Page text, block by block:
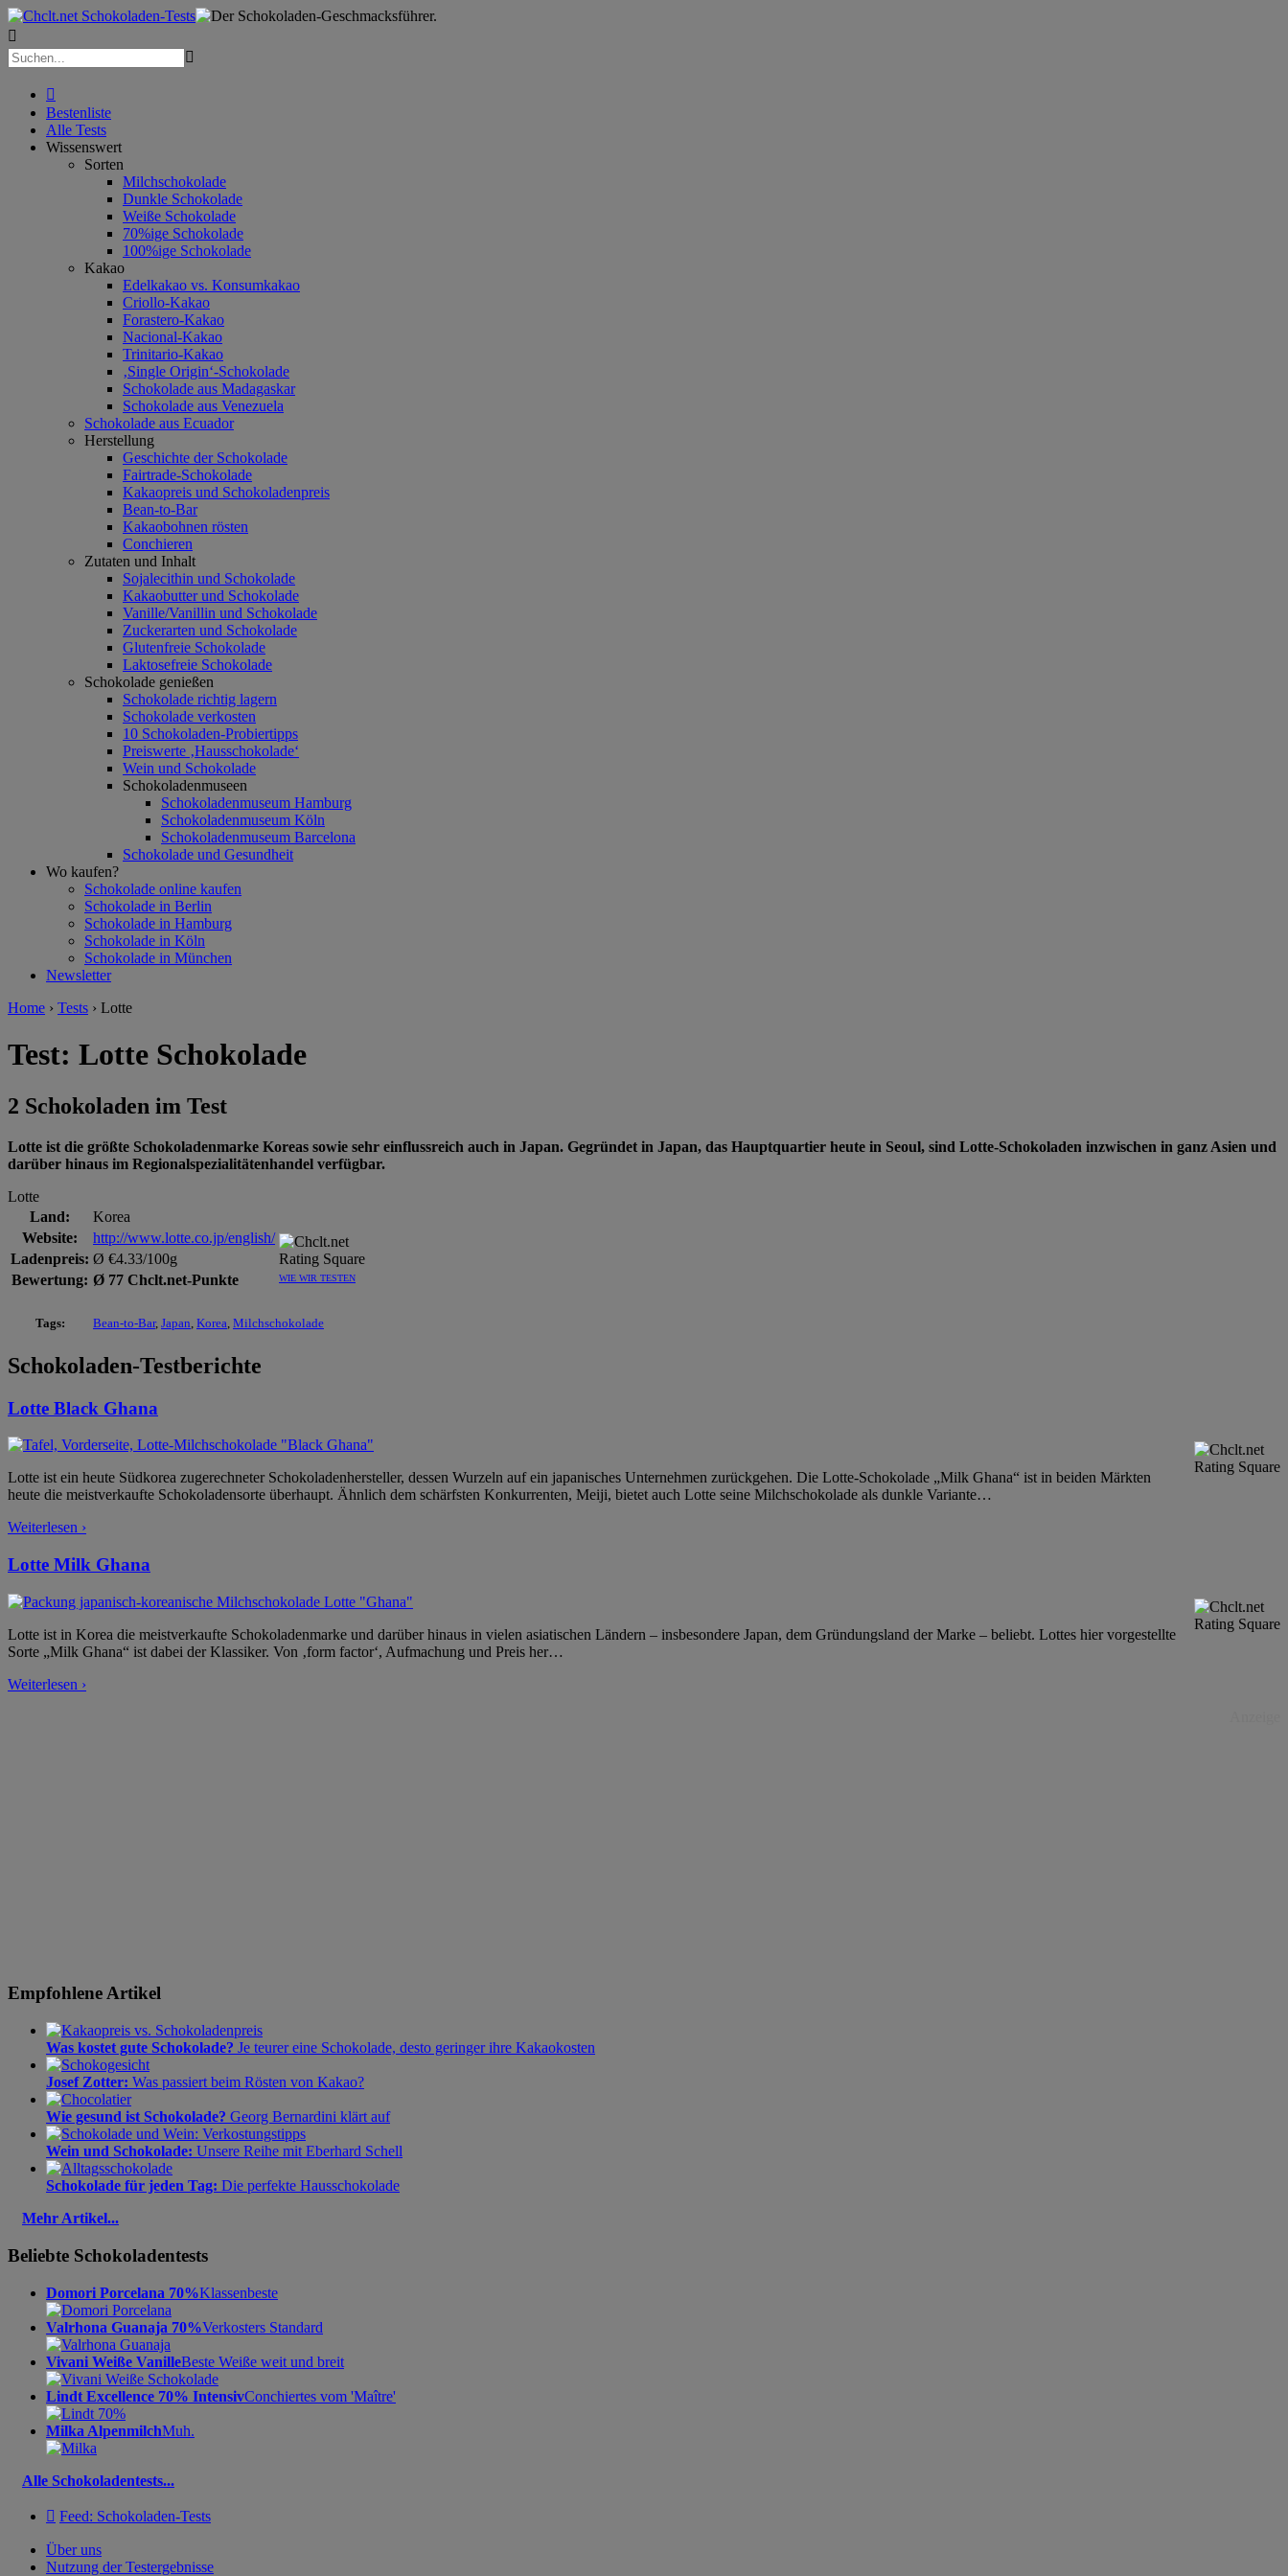



Bestenliste
Alle Tests
Wissenswert
Sorten
Milchschokolade
Dunkle Schokolade
Weiße Schokolade
70%ige Schokolade
100%ige Schokolade
Kakao
Edelkakao vs. Konsumkakao
Criollo-Kakao
Forastero-Kakao
Nacional-Kakao
Trinitario-Kakao
‚Single Origin‘-Schokolade
Schokolade aus Madagaskar
Schokolade aus Venezuela
Schokolade aus Ecuador
Herstellung
Geschichte der Schokolade
Fairtrade-Schokolade
Kakaopreis und Schokoladenpreis
Bean-to-Bar
Kakaobohnen rösten
Conchieren
Zutaten und Inhalt
Sojalecithin und Schokolade
Kakaobutter und Schokolade
Vanille/Vanillin und Schokolade
Zuckerarten und Schokolade
Glutenfreie Schokolade
Laktosefreie Schokolade
Schokolade genießen
Schokolade richtig lagern
Schokolade verkosten
10 Schokoladen-Probiertipps
Preiswerte ‚Hausschokolade‘
Wein und Schokolade
Schokoladenmuseen
Schokoladenmuseum Hamburg
Schokoladenmuseum Köln
Schokoladenmuseum Barcelona
Schokolade und Gesundheit
Wo kaufen?
Schokolade online kaufen
Schokolade in Berlin
Schokolade in Hamburg
Schokolade in Köln
Schokolade in München
Newsletter
Home › Tests › Lotte
Test: Lotte Schokolade
2 Schokoladen im Test
Lotte ist die größte Schokoladenmarke Koreas sowie sehr einflussreich auch in Japan. Gegründet in Japan, das Hauptquartier heute in Seoul, sind Lotte-Schokoladen inzwischen in ganz Asien und
darüber hinaus im Regionalspezialitätenhandel verfügbar.
Lotte
Land:
Korea
WIE WIR TESTEN
Website:
http://www.lotte.co.jp/english/
Ladenpreis: Ø €4.33/100g
Bewertung: Ø 77 Chclt.net-Punkte
Tags: Bean-to-Bar, Japan Korea Milchschokolade
Schokoladen-Testberichte
Lotte Black Ghana
Lotte ist ein heute Südkorea zugerechneter Schokoladenhersteller, dessen Wurzeln auf ein japanisches Unternehmen zurückgehen. Die Lotte-Schokolade „Milk Ghana“ ist in beiden Märkten
heute die meistverkaufte Schokoladensorte überhaupt. Ähnlich dem schärfsten Konkurrenten, Meiji, bietet auch Lotte seine Milchschokolade als dunkle Variante…
Weiterlesen ›
Lotte Milk Ghana
Lotte ist in Korea die meistverkaufte Schokoladenmarke und darüber hinaus in vielen asiatischen Ländern – insbesondere Japan, dem Gründungsland der Marke – beliebt. Lottes hier vorgestellte
Sorte „Milk Ghana“ ist dabei der Klassiker. Von ‚form factor‘, Aufmachung und Preis her…
Weiterlesen ›
Empfohlene Artikel
Was kostet gute Schokolade? Je teurer eine Schokolade, desto geringer ihre Kakaokosten
Josef Zotter: Was passiert beim Rösten von Kakao?
Wie gesund ist Schokolade? Georg Bernardini klärt auf
Wein und Schokolade: Unsere Reihe mit Eberhard Schell
Schokolade für jeden Tag: Die perfekte Hausschokolade
Mehr Artikel...
Beliebte Schokoladentests
Domori Porcelana 70%Klassenbeste
Valrhona Guanaja 70%Verkosters Standard
Vivani Weiße VanilleBeste Weiße weit und breit
Lindt Excellence 70% IntensivConchiertes vom 'Maître'
Milka AlpenmilchMuh.
Alle Schokoladentests...
 Feed: Schokoladen-Tests
Über uns
Nutzung der Testergebnisse